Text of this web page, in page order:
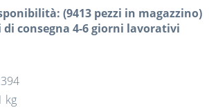
(9413 pezzi in magazzino)
consegna 4-6 giorni lavorativi
kg